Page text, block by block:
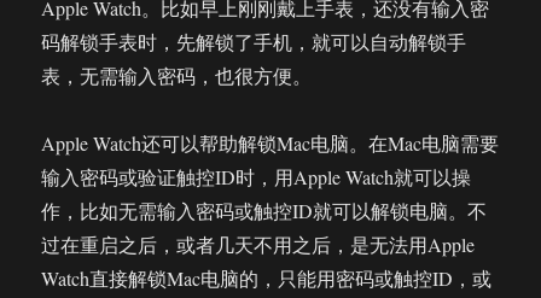
Apple Watch。比如早上刚刚戴上手表，还没有输入密
码解锁手表时，先解锁了手机，就可以自动解锁手
表，无需输入密码，也很方便。
Apple Watch还可以帮助解锁Mac电脑。在Mac电脑需要
输入密码或验证触控ID时，用Apple Watch就可以操
作，比如无需输入密码或触控ID就可以解锁电脑。不
过在重启之后，或者几天不用之后，是无法用Apple
Watch直接解锁Mac电脑的，只能用密码或触控ID，或